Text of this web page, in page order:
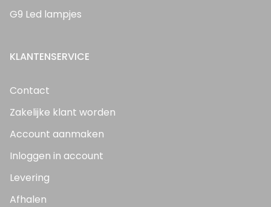
G9 Led lampjes
KLANTENSERVICE
Contact
Zakelijke klant worden
Account aanmaken
Inloggen in account
Levering
Afhalen